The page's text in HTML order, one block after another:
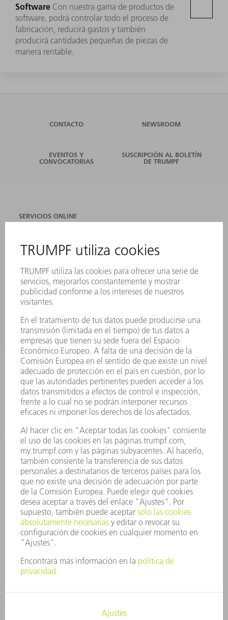
Software Con nuestra gama de productos de
software, podrá controlar todo el proceso de
fabricación, reducirá gastos y también
producirá cantidades pequeñas de piezas de
manera rentable.
CONTACTO NEWSROOM
EVENTOS Y
CONVOCATORIAS
SUSCRIPCIÓN AL BOLETÍN
DE TRUMPF
SERVICIOS ONLINE
EVENTOS Y CONVOCATORIAS
REGISTRO PARA EL BOLETÍN INFORMATIVO
FICHAS TÉCNICAS DE SEGURIDAD
PRODUCTOS
MÁQUINAS Y SISTEMAS
LÁSER
HERRAMIENTAS PORTÁTILES
FÁBRICA INTELIGENTE
SOFTWARE
SERVICIOS
APLICACIONES
SECTORES
EMPRESA
CARRERA PROFESIONAL
OFERTAS DE TRABAJO
PERFIL DE LA EMPRESA
INFORME ANUAL
PRINCIPIOS CORPORATIVOS
CUMPLIMIENTO
SISTEMA DE INFORMADORES
SEGURIDAD
COMUNICADOS DE PRENSA
REVISTAS
SOSTENIBILIDAD
MEDIO AMBIENTE Y CLIMA
SOCIEDAD Y EMPRESA
GESTIÓN EMPRESARIAL
PROTECCIÓN DE DATOS